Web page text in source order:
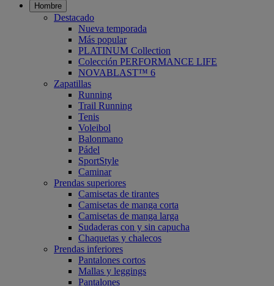
Hombre
Destacado
Nueva temporada
Más popular
PLATINUM Collection
Colección PERFORMANCE LIFE
NOVABLAST™ 6
Zapatillas
Running
Trail Running
Tenis
Voleibol
Balonmano
Pádel
SportStyle
Caminar
Prendas superiores
Camisetas de tirantes
Camisetas de manga corta
Camisetas de manga larga
Sudaderas con y sin capucha
Chaquetas y chalecos
Prendas inferiores
Pantalones cortos
Mallas y leggings
Pantalones